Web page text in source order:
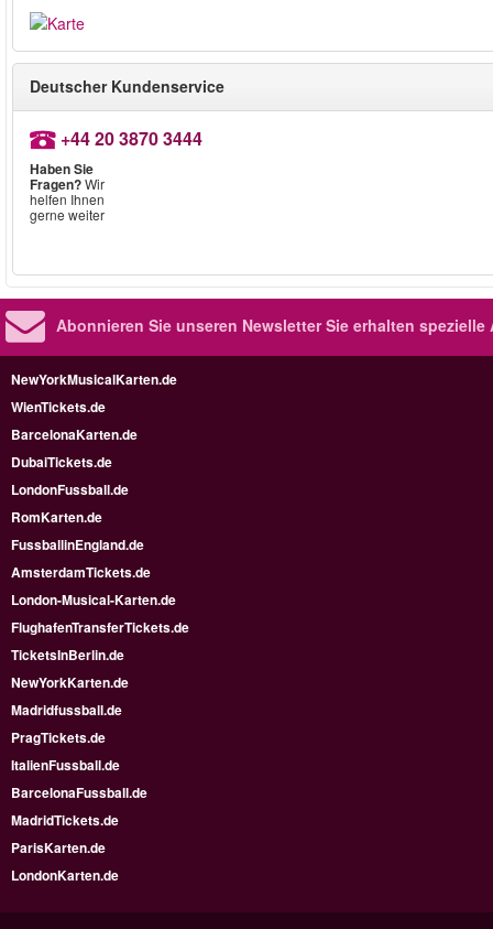
Deutscher Kundenservice
+44 20 3870 3444
Haben Sie
Fragen?Wir
helfen Ihnen
gerne weiter
Abonnieren Sie unseren NewsletterSie erhalten spezielle
NewYorkMusicalKarten.de
WienTickets.de
BarcelonaKarten.de
DubaiTickets.de
LondonFussball.de
RomKarten.de
FussballinEngland.de
AmsterdamTickets.de
London-Musical-Karten.de
FlughafenTransferTickets.de
TicketsInBerlin.de
NewYorkKarten.de
Madridfussball.de
PragTickets.de
ItalienFussball.de
BarcelonaFussball.de
MadridTickets.de
ParisKarten.de
LondonKarten.de